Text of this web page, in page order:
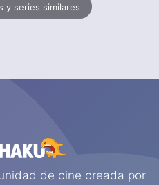
y series similares
de cine creada por